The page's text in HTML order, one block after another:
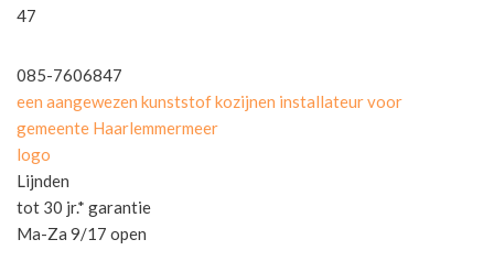
47
085-7606847
een aangewezen kunststof kozijnen installateur voor
gemeente Haarlemmermeer
logo
Lijnden
tot 30 jr.* garantie
Ma-Za 9/17 open